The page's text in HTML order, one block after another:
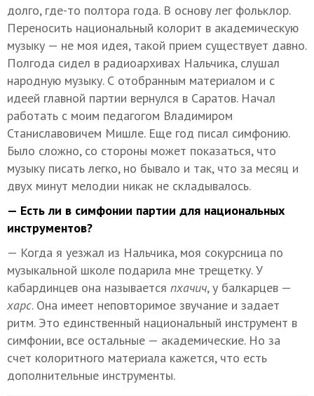
долго, где-то полтора года. В основу лег фольклор.
Переносить национальный колорит в академическую
музыку — не моя идея, такой прием существует давно.
Полгода сидел в радиоархивах Нальчика, слушал
народную музыку. С отобранным материалом и с
идеей главной партии вернулся в Саратов. Начал
работать с моим педагогом Владимиром
Станиславовичем Мишле. Еще год писал симфонию.
Было сложно, со стороны может показаться, что
музыку писать легко, но бывало и так, что за месяц и
двух минут мелодии никак не складывалось.
— Есть ли в симфонии партии для национальных
инструментов?
— Когда я уезжал из Нальчика, моя сокурсница по
музыкальной школе подарила мне трещетку. У
кабардинцев она называется пхачич, у балкарцев —
харс. Она имеет неповторимое звучание и задает
ритм. Это единственный национальный инструмент в
симфонии, все остальные — академические. Но за
счет колоритного материала кажется, что есть
дополнительные инструменты.